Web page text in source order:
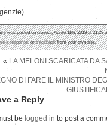
was posted on giovedì, Aprile 11th, 2019 at 21:28
a response, ortrackbackfrom your own site.
« LA MELONI SCARICATA DA
DI FARE IL MINISTRO
a Reply
be logged in to post a